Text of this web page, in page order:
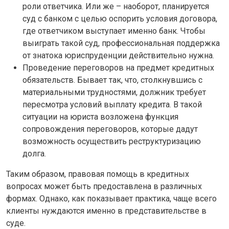
роли ответчика. Или же – наоборот, планируется
суд с банком с целью оспорить условия договора,
где ответчиком выступает именно банк. Чтобы
выиграть такой суд, профессиональная поддержка
от знатока юриспруденции действительно нужна.
Проведение переговоров на предмет кредитных
обязательств. Бывает так, что, столкнувшись с
материальными трудностями, должник требует
пересмотра условий выплату кредита. В такой
ситуации на юриста возложена функция
сопровождения переговоров, которые дадут
возможность осуществить реструктуризацию
долга.
Таким образом, правовая помощь в кредитных
вопросах может быть предоставлена в различных
формах. Однако, как показывает практика, чаще всего
клиенты нуждаются именно в представительстве в
суде.